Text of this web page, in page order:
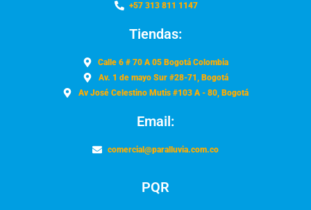
+57 313 811 1147
Tiendas:
Calle 6 # 70 A 05 Bogotá Colombia
Av. 1 de mayo Sur #28-71, Bogotá
Av José Celestino Mutis #103 A - 80, Bogotá
Email:
comercial@paralluvia.com.co
PQR